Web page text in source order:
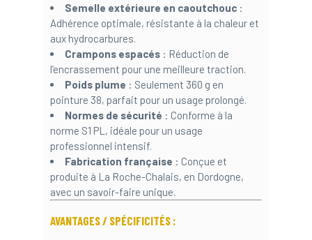
Semelle extérieure en caoutchouc:
Adhérence optimale, résistante à la chaleur et
aux hydrocarbures.
Crampons espacés: Réduction de
l’encrassement pour une meilleure traction.
Poids plume : Seulement 360 g en
pointure 38, parfait pour un usage prolongé.
Normes de sécurité : Conforme à la
norme S1 PL, idéale pour un usage
professionnel intensif.
Fabrication française : Conçue et
produite à La Roche-Chalais, en Dordogne,
avec un savoir-faire unique.
AVANTAGES / SPÉCIFICITÉS :